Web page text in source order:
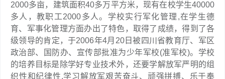
2000多亩，建筑面积40多万平方米，现有在校学生40000
多人，教职工2000多人。学校实行军化管理,在学生德
育、军事化管理方面办出了特色，取得了成绩，得到了各
级领导的肯定，于2006年4月20日被四川省教育厅、军区
政治部、国防办、宣传部批准为少年军校(准军校)。学校
的培养目标是除学好专业技术外，还要学解放军严明的组
织性和纪律性,学习解放军艰苦奋斗、顽强拼搏、乐于奉